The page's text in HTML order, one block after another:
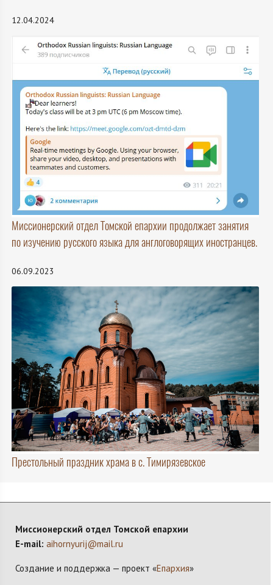
12.04.2024
Миссионерский отдел Томской епархии продолжает занятия
по изучению русского языка для англоговорящих иностранцев.
06.09.2023
Престольный праздник храма в с. Тимирязевское
Миссионерский отдел Томской епархии
E-mail: aihornyurij@mail.ru
Создание и поддержка — проект «Епархия»